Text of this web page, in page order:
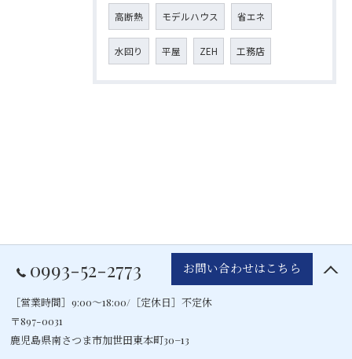
高断熱 モデルハウス 省エネ
水回り 平屋 ZEH 工務店
0993-52-2773 お問い合わせはこちら
［営業時間］9:00～18:00/［定休日］不定休
〒897-0031
鹿児島県南さつま市加世田東本町30−13